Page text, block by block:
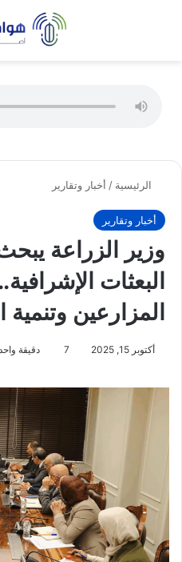
الرئيسية / أخبار وتقارير
أخبار وتقارير
وزير الزراعة
البعثات
المزارعين وتنمية
أكتوبر 15, 2025 7 دقيقة